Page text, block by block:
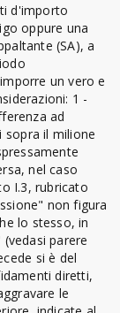
d'importo
oppure una
(SA), a
un vero e
1 -
ad
sopra il milione
nel caso
I.3, rubricato
non figura
lo stesso, in
parere
si è del
diretti,
le